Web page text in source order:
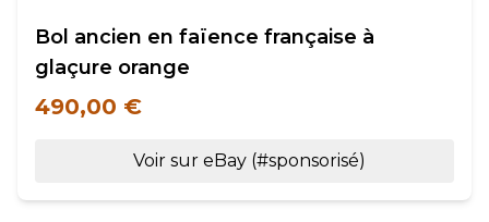
Bol ancien en faïence française à
glaçure orange
490,00 €
Voir sur eBay (#sponsorisé)